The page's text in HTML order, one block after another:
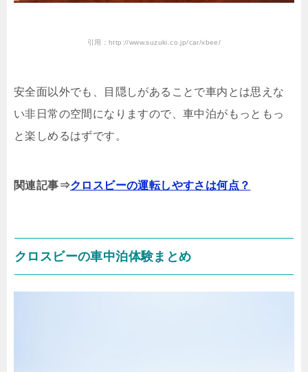
引用：http://www.suzuki.co.jp/car/xbee/
安全面以外でも、目隠しがあることで車内とは思えな
い非日常の空間になりますので、車中泊がもっともっ
と楽しめるはずです。
関連記事⇒クロスビーの運転しやすさは何点？
クロスビーの車中泊体験まとめ